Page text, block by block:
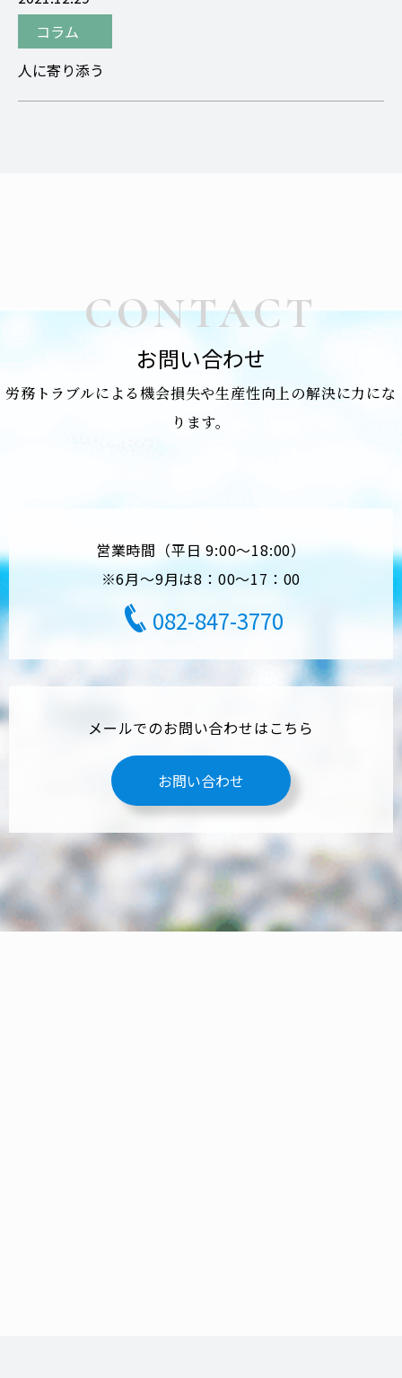
コラム
人に寄り添う
CONTACT
お問い合わせ
労務トラブルによる機会損失や生産性向上の解決に力にな
ります。
営業時間（平日 9:00～18:00）
※6月～9月は8：00～17：00
082-847-3770
メールでのお問い合わせはこちら
お問い合わせ